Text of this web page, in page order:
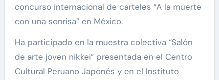
concurso internacional de carteles “A la muerte
con una sonrisa” en México.
Ha participado en la muestra colectiva “Salón
de arte joven nikkei” presentada en el Centro
Cultural Peruano Japonés y en el Instituto